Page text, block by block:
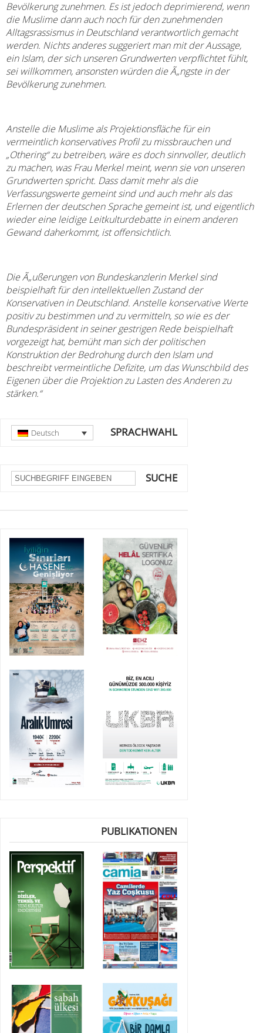
Bevölkerung zunehmen. Es ist jedoch deprimierend, wenn
die Muslime dann auch noch für den zunehmenden
Alltagsrassismus in Deutschland verantwortlich gemacht
werden. Nichts anderes suggeriert man mit der Aussage,
ein Islam, der sich unseren Grundwerten verpflichtet fühlt,
sei willkommen, ansonsten würden die Ã„ngste in der
Bevölkerung zunehmen.
Anstelle die Muslime als Projektionsfläche für ein
vermeintlich konservatives Profil zu missbrauchen und
„Othering“ zu betreiben, wäre es doch sinnvoller, deutlich
zu machen, was Frau Merkel meint, wenn sie von unseren
Grundwerten spricht. Dass damit mehr als die
Verfassungswerte gemeint sind und auch mehr als das
Erlernen der deutschen Sprache gemeint ist, und eigentlich
wieder eine leidige Leitkulturdebatte in einem anderen
Gewand daherkommt, ist offensichtlich.
Die Ã„ußerungen von Bundeskanzlerin Merkel sind
beispielhaft für den intellektuellen Zustand der
Konservativen in Deutschland. Anstelle konservative Werte
positiv zu bestimmen und zu vermitteln, so wie es der
Bundespräsident in seiner gestrigen Rede beispielhaft
vorgezeigt hat, bemüht man sich der politischen
Konstruktion der Bedrohung durch den Islam und
beschreibt vermeintliche Defizite, um das Wunschbild des
Eigenen über die Projektion zu Lasten des Anderen zu
stärken.“
SPRACHWAHL
Deutsch
SUCHE
PUBLIKATIONEN